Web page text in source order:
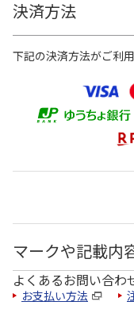
決済方法
下記の決済方法がご利用
マークや記載内
よくあるお問い合わ
お支払い方法